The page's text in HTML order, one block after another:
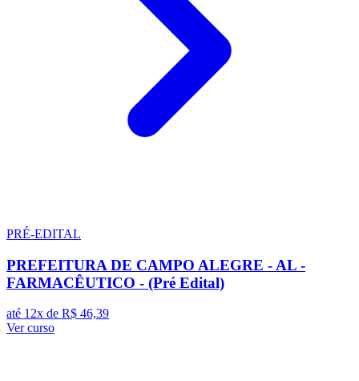
PRÉ-EDITAL
PREFEITURA DE CAMPO ALEGRE - AL -
FARMACÊUTICO - (Pré Edital)
até 12x de R$ 46,39
Ver curso